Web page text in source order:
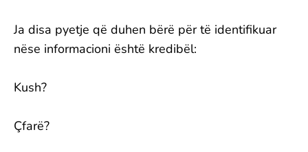
Ja disa pyetje që duhen bërë për të identifikuar
nëse informacioni është kredibël:
Kush?
Çfarë?